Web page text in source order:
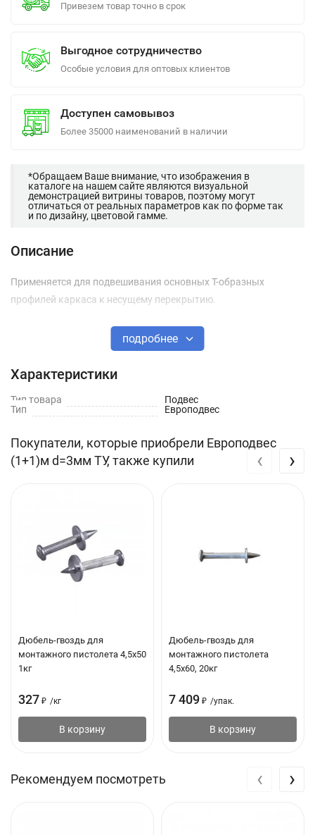
Привезем товар точно в срок
Выгодное сотрудничество
Особые условия для оптовых клиентов
Доступен самовывоз
Более 35000 наименований в наличии
*Обращаем Ваше внимание, что изображения в
каталоге на нашем сайте являются визуальной
демонстрацией витрины товаров, поэтому могут
отличаться от реальных параметров как по форме так
и по дизайну, цветовой гамме.
Описание
Применяется для подвешивания основных Т-образных
профилей каркаса к несущему перекрытию.
подробнее
Характеристики
Тип товара
Подвес
Тип
Европодвес
Покупатели, которые приобрели Европодвес
(1+1)м d=3мм ТУ, также купили
Дюбель-гвоздь для
монтажного пистолета 4,5х50
1кг
327 ₽ /кг
В корзину
Дюбель-гвоздь для
монтажного пистолета
4,5х60, 20кг
7 409 ₽ /упак.
В корзину
‹ ›
Рекомендуем посмотреть ‹ ›